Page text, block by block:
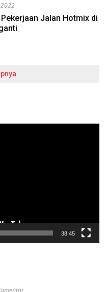
2022
Pekerjaan Jalan Hotmix di
38:45